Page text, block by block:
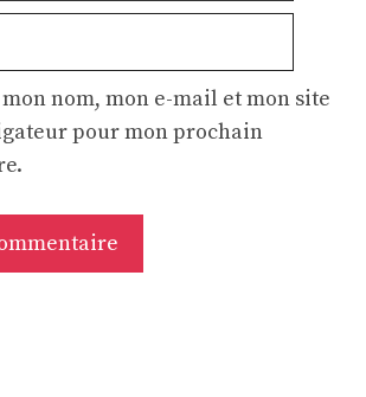
nom, mon e-mail et mon site
pour mon prochain